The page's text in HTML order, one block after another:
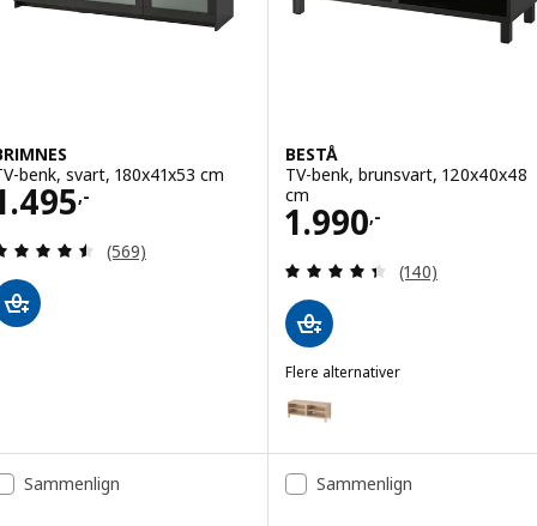
benk, svart, 180x41x53 cm
,-
1495,-
Gjennomgang: 4.5 av 5 stjerner. Samlede
(569)
BESTÅ
TV-benk, brunsvart, 120x40x48
cm
1.990,-
Pris 1990,-
Gjennomgang:
(140)
Flere alternativer
Alternativ: BESTÅ, TV-benk,
Alternativ: BESTÅ, TV-benk,
Sammenlign
Sammenlign